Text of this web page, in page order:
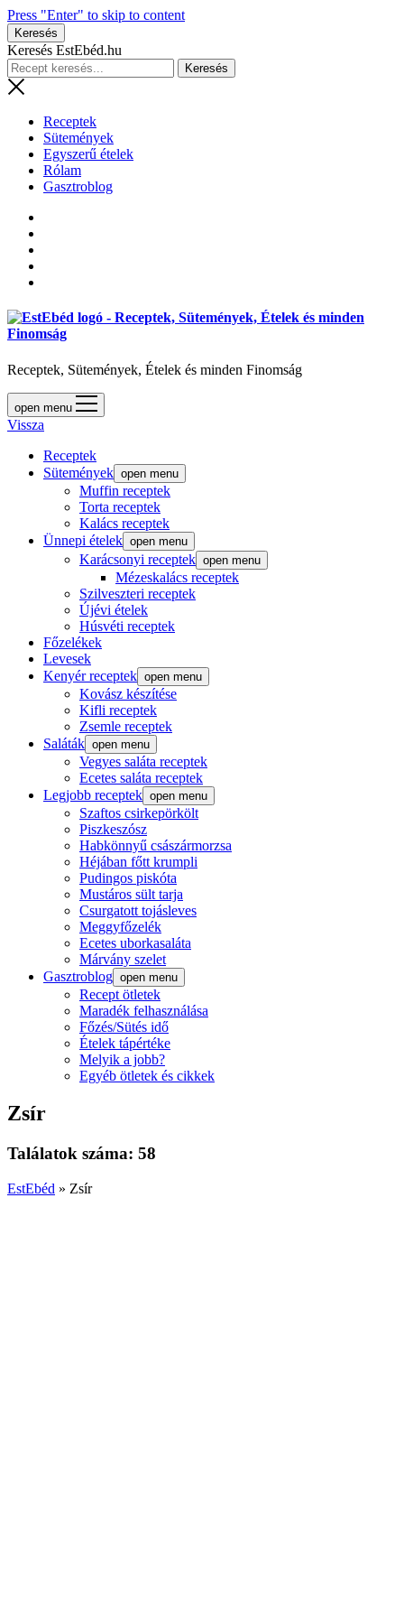
Press "Enter" to skip to content
Keresés
Keresés EstEbéd.hu
Receptek
Sütemények
Egyszerű ételek
Rólam
Gasztroblog
Receptek, Sütemények, Ételek és minden Finomság
open menu
Vissza
Receptek
Sütemények open menu
Muffin receptek
Torta receptek
Kalács receptek
Ünnepi ételek open menu
Karácsonyi receptek open menu
Mézeskalács receptek
Szilveszteri receptek
Újévi ételek
Húsvéti receptek
Főzelékek
Levesek
Kenyér receptek open menu
Kovász készítése
Kifli receptek
Zsemle receptek
Saláták open menu
Vegyes saláta receptek
Ecetes saláta receptek
Legjobb receptek open menu
Szaftos csirkepörkölt
Piszkeszósz
Habkönnyű császármorzsa
Héjában főtt krumpli
Pudingos piskóta
Mustáros sült tarja
Csurgatott tojásleves
Meggyfőzelék
Ecetes uborkasaláta
Márvány szelet
Gasztroblog open menu
Recept ötletek
Maradék felhasználása
Főzés/Sütés idő
Ételek tápértéke
Melyik a jobb?
Egyéb ötletek és cikkek
Zsír
Találatok száma: 58
EstEbéd » Zsír